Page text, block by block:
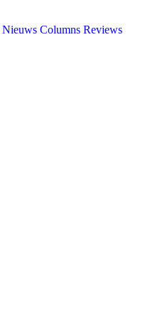
Nieuws Columns Reviews